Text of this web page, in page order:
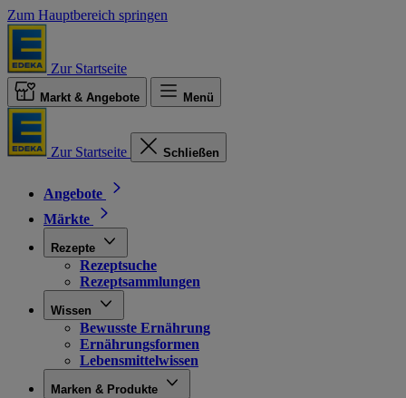
Zum Hauptbereich springen
Zur Startseite
Markt & Angebote Menü
Zur Startseite Schließen
Angebote
Märkte
Rezepte
Rezeptsuche
Rezeptsammlungen
Wissen
Bewusste Ernährung
Ernährungsformen
Lebensmittelwissen
Marken & Produkte